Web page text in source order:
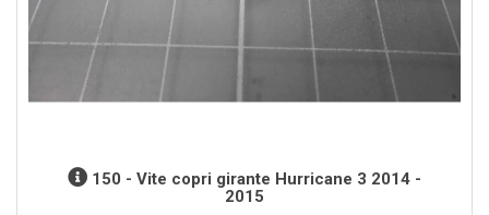
150 - Vite copri girante Hurricane 3 2014 -
2015